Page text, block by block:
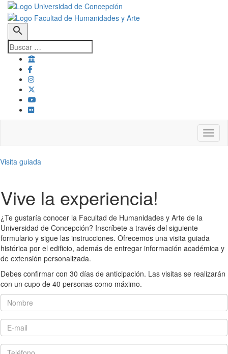
search
Visita guiada
Vive la experiencia!
¿Te gustaría conocer la Facultad de Humanidades y Arte de la
Universidad de Concepción? Inscríbete a través del siguiente
formulario y sigue las instrucciones. Ofrecemos una visita guiada
histórica por el edificio, además de entregar información académica y
de extensión personalizada.
Debes confirmar con 30 días de anticipación. Las visitas se realizarán
con un cupo de 40 personas como máximo.
Nombre
E-mail
Teléfono